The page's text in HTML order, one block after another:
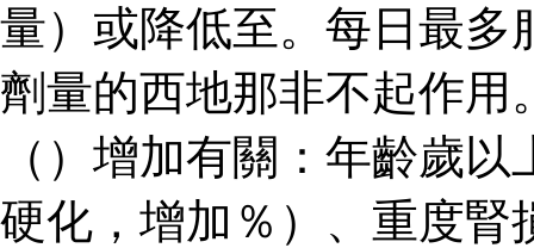
量）或降低至。每日最多
劑量的西地那非不起作用
（）增加有關：年齡歲
硬化，增加％）、重度腎